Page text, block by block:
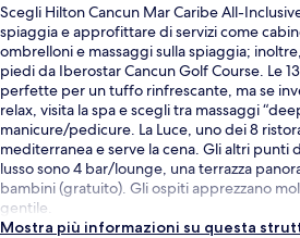
Scegli Hilton Cancun Mar Caribe All-
spiaggia e approfittare di servizi come
ombrelloni e massaggi sulla spiaggia;
piedi da Iberostar Cancun Golf Course. Le
perfette per un tuffo rinfrescante, ma se
relax, visita la spa e scegli tra massaggi
manicure/pedicure. La Luce, uno dei 8
mediterranea e serve la cena. Gli altri punti
lusso sono 4 bar/lounge, una terrazza
bambini (gratuito). Gli ospiti apprezzano
gentile.
Mostra più informazioni su questa